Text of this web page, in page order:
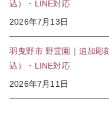
込）・LINE対応
2026年7月13日
羽曳野市 野霊園｜追加彫
込）・LINE対応
2026年7月11日